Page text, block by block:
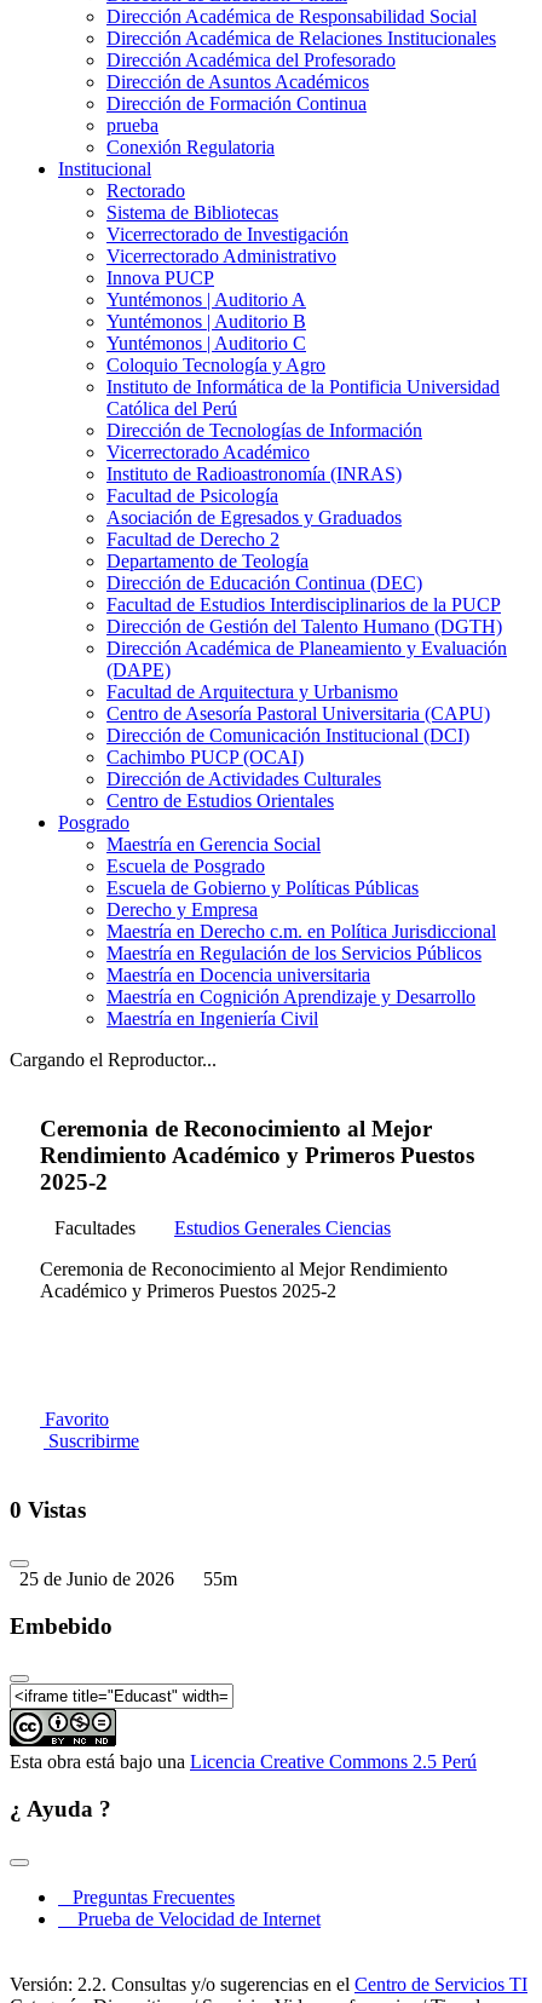
Dirección Académica de Responsabilidad Social
Dirección Académica de Relaciones Institucionales
Dirección Académica del Profesorado
Dirección de Asuntos Académicos
Dirección de Formación Continua
prueba
Conexión Regulatoria
Institucional
Rectorado
Sistema de Bibliotecas
Vicerrectorado de Investigación
Vicerrectorado Administrativo
Innova PUCP
Yuntémonos | Auditorio A
Yuntémonos | Auditorio B
Yuntémonos | Auditorio C
Coloquio Tecnología y Agro
Instituto de Informática de la Pontificia Universidad
Católica del Perú
Dirección de Tecnologías de Información
Vicerrectorado Académico
Instituto de Radioastronomía (INRAS)
Facultad de Psicología
Asociación de Egresados y Graduados
Facultad de Derecho 2
Departamento de Teología
Dirección de Educación Continua (DEC)
Facultad de Estudios Interdisciplinarios de la PUCP
Dirección de Gestión del Talento Humano (DGTH)
Dirección Académica de Planeamiento y Evaluación
(DAPE)
Facultad de Arquitectura y Urbanismo
Centro de Asesoría Pastoral Universitaria (CAPU)
Dirección de Comunicación Institucional (DCI)
Cachimbo PUCP (OCAI)
Dirección de Actividades Culturales
Centro de Estudios Orientales
Posgrado
Maestría en Gerencia Social
Escuela de Posgrado
Escuela de Gobierno y Políticas Públicas
Derecho y Empresa
Maestría en Derecho c.m. en Política Jurisdiccional
Maestría en Regulación de los Servicios Públicos
Maestría en Docencia universitaria
Maestría en Cognición Aprendizaje y Desarrollo
Maestría en Ingeniería Civil
Cargando el Reproductor...
Ceremonia de Reconocimiento al Mejor
Rendimiento Académico y Primeros Puestos
2025-2
Facultades
Estudios Generales Ciencias
Ceremonia de Reconocimiento al Mejor Rendimiento
Académico y Primeros Puestos 2025-2
Favorito
Suscribirme
0 Vistas
25 de Junio de 2026 55m
Embebido
Esta obra está bajo una Licencia Creative Commons 2.5 Perú
¿ Ayuda ?
Preguntas Frecuentes
Prueba de Velocidad de Internet
Versión: 2.2. Consultas y/o sugerencias en el Centro de Servicios TI